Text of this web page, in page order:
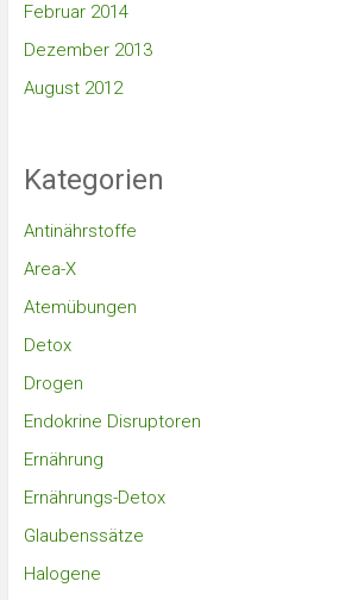
Februar 2014
Dezember 2013
August 2012
Kategorien
Antinährstoffe
Area-X
Atemübungen
Detox
Drogen
Endokrine Disruptoren
Ernährung
Ernährungs-Detox
Glaubenssätze
Halogene